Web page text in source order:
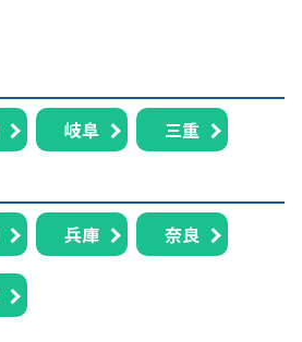
岐阜
三重
兵庫 奈良